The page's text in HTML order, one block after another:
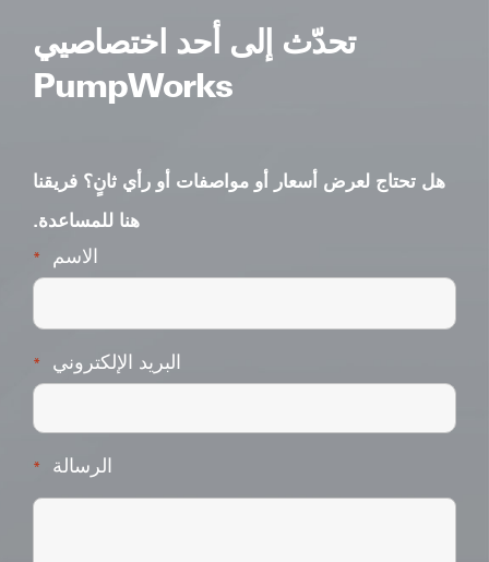
تحدّث إلى أحد اختصاصيي
PumpWorks
هل تحتاج لعرض أسعار أو مواصفات أو رأي ثانٍ؟ فريقنا
هنا للمساعدة.
الاسم *
البريد الإلكتروني *
الرسالة *